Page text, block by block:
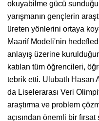
okuyabilme gücü
yarışmanın gençlerin
üreten yönlerini ortaya
Maarif Modeli'nin
anlayış üzerine
katılan tüm öğrencileri,
tebrik etti. Ulubatlı Hasan
da Liselerarası Veri
araştırma ve problem
açısından önemli bir